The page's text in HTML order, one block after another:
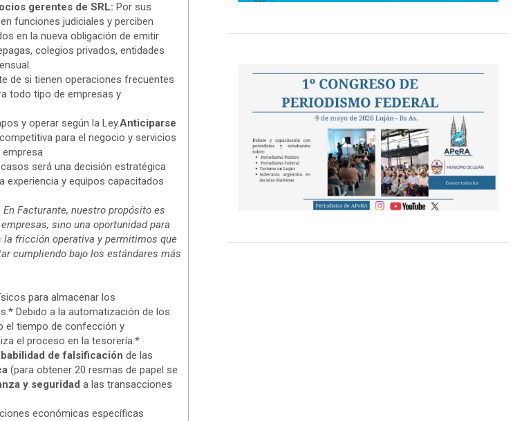
gerentes de SRL: Por sus
funciones judiciales y perciben
en la nueva obligación de emitir
colegios privados, entidades
de si tienen operaciones frecuentes
todo tipo de empresas y
y operar según la Ley.Anticiparse
para el negocio y servicios
empresa
será una decisión estratégica
experiencia y equipos capacitados
Facturante, nuestro propósito es
sino una oportunidad para
fricción operativa y permitimos que
cumpliendo bajo los estándares más
para almacenar los
Debido a la automatización de los
el tiempo de confección y
el proceso en la tesorería.*
de falsificación de las
(para obtener 20 resmas de papel se
y seguridad a las transacciones
económicas específicas